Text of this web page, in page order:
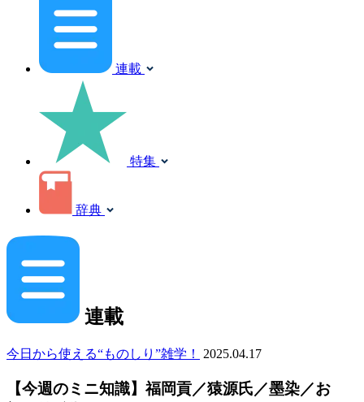
連載
特集
辞典
連載
今日から使える“ものしり”雑学！ 2025.04.17
【今週のミニ知識】福岡貢／猿源氏／墨染／お